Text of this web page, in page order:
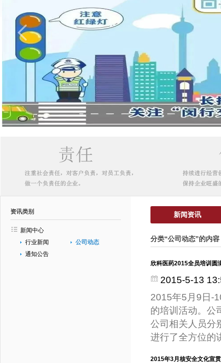
资讯类别
新闻中心
行业新闻
公司动态
通知公告
新闻资讯
分类“公司动态”的内容
欣科医药2015全员培训圆
2015-5-13
2015年5月9日-
的培训活动。公
公司相关人员分
进行了全方位的
2015年3月核安全文化宣贯